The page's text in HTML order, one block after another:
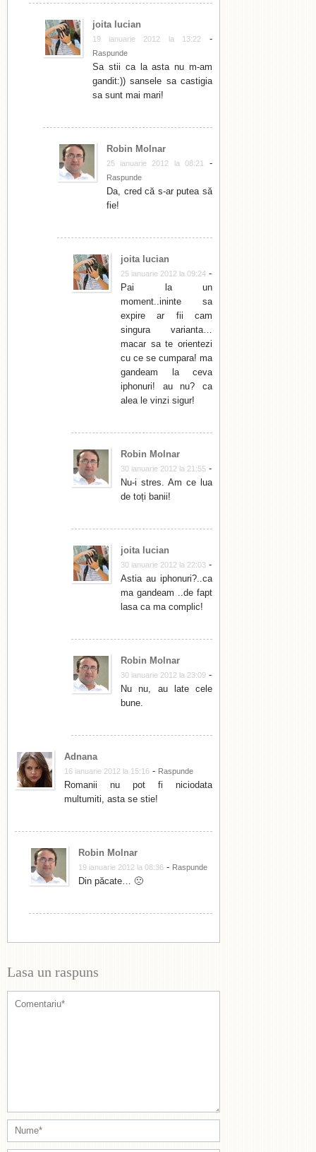
joita lucian
19 ianuarie 2012 la 13:22-
Raspunde
Sa stii ca la asta nu m-am
gandit:)) sansele sa castigia
sa sunt mai mari!
Robin Molnar
25 ianuarie 2012 la 08:21-
Raspunde
Da, cred că s-ar putea să
fie!
joita lucian
25 ianuarie 2012 la 09:24 -
Pai la un
moment..ininte sa
expire ar fii cam
singura varianta…
macar sa te orientezi
cu ce se cumpara! ma
gandeam la ceva
iphonuri! au nu? ca
alea le vinzi sigur!
Robin Molnar
30 ianuarie 2012 la 21:55 -
Nu-i stres. Am ce lua
de toți banii!
joita lucian
30 ianuarie 2012 la 22:03 -
Astia au iphonuri?..ca
ma gandeam ..de fapt
lasa ca ma complic!
Robin Molnar
30 ianuarie 2012 la 23:09 -
Nu nu, au late cele
bune.
Adnana
16 ianuarie 2012 la 15:16 - Raspunde
Romanii nu pot fi niciodata
multumiti, asta se stie!
Robin Molnar
19 ianuarie 2012 la 08:36 - Raspunde
Din păcate… 🙁
Lasa un raspuns